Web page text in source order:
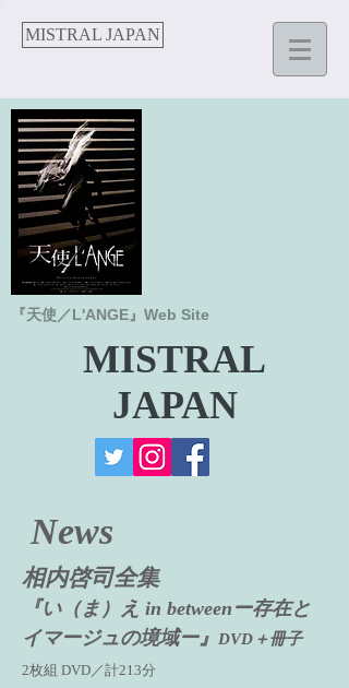
MISTRAL JAPAN
MISTRAL
JAPAN
相内啓司全集
『い（ま）え in betweenー存在と
イマージュの境域ー』 DVD＋冊子
2枚組 DVD／計213分
News
​『天使／L'ANGE』Web Site